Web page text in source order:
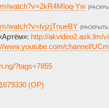
watch?v=2kR4MIoq-Yw
watch?v=lvjzjTnueBY [РАСКРЫТЬ]
http://akvideo2.ask.fm/
www.youtube.com/channel/
?tags=7855
(OP)